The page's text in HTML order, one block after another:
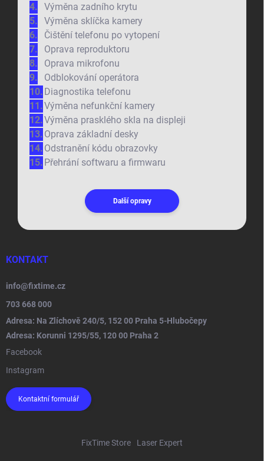
Výměna zadního krytu
Výměna sklíčka kamery
Čištění telefonu po vytopení
Oprava reproduktoru
Oprava mikrofonu
Odblokování operátora
Diagnostika telefonu
Výměna nefunkční kamery
Výměna prasklého skla na displeji
Oprava základní desky
Odstranění kódu obrazovky
Přehrání softwaru a firmwaru
Další opravy
KONTAKT
info@fixtime.cz
703 668 000
Adresa: Na Zlíchově 240/5, 152 00 Praha 5-Hlubočepy
Adresa: Korunni 1295/55, 120 00 Praha 2
Facebook
Instagram
Kontaktní formulář
FixTime Store Laser Expert